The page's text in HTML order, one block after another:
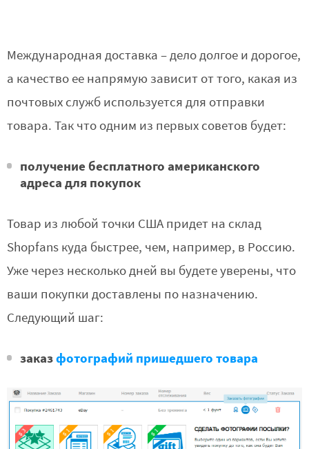
Международная доставка – дело долгое и дорогое,
а качество ее напрямую зависит от того, какая из
почтовых служб используется для отправки
товара. Так что одним из первых советов будет:
получение бесплатного американского
адреса для покупок
Товар из любой точки США придет на склад
Shopfans куда быстрее, чем, например, в Россию.
Уже через несколько дней вы будете уверены, что
ваши покупки доставлены по назначению.
Следующий шаг:
заказфотографий пришедшего товара